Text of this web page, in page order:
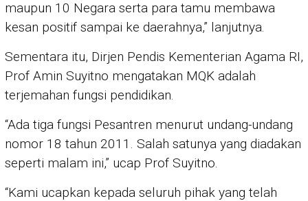
maupun 10 Negara serta para tamu membawa
kesan positif sampai ke daerahnya,” lanjutnya.
Sementara itu, Dirjen Pendis Kementerian Agama RI,
Prof Amin Suyitno mengatakan MQK adalah
terjemahan fungsi pendidikan.
“Ada tiga fungsi Pesantren menurut undang-undang
nomor 18 tahun 2011. Salah satunya yang diadakan
seperti malam ini,” ucap Prof Suyitno.
“Kami ucapkan kepada seluruh pihak yang telah